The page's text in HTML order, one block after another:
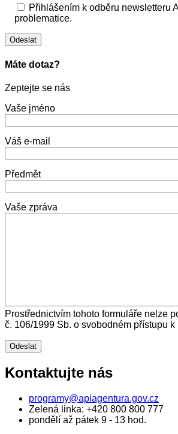
Přihlášením k odběru newsletteru
problematice.
Máte dotaz?
Zeptejte se nás
Vaše jméno
Váš e-mail
Předmět
Vaše zpráva
Prostřednictvím tohoto formuláře nelze
č. 106/1999 Sb. o svobodném přístupu k
Kontaktujte nás
programy@apiagentura.gov.cz
Zelená linka: +420 800 800 777
pondělí až pátek 9 - 13 hod.